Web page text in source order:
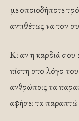
με οποιοδήποτε
αντιθέτως να τον
Κι αν η καρδιά σου
πίστη στο λόγο
ανθρώποις τα
αφήσει τα